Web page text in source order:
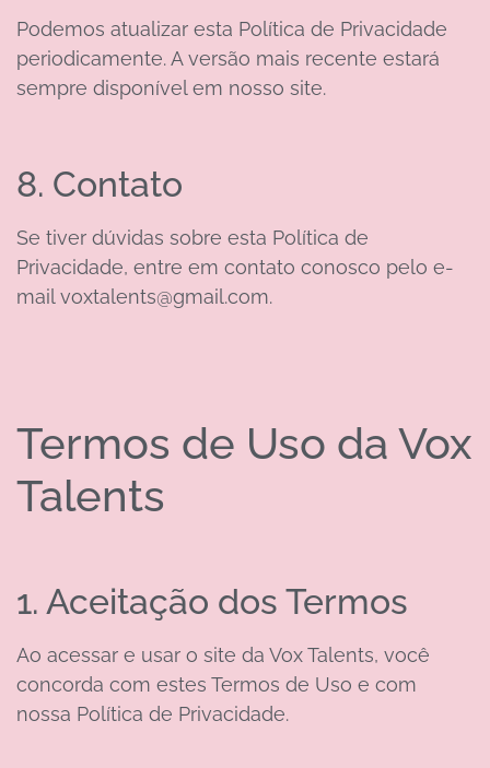
Podemos atualizar esta Política de Privacidade
periodicamente. A versão mais recente estará
sempre disponível em nosso site.
8. Contato
Se tiver dúvidas sobre esta Política de
Privacidade, entre em contato conosco pelo e-
mail voxtalents@gmail.com.
Termos de Uso da Vox
Talents
1. Aceitação dos Termos
Ao acessar e usar o site da Vox Talents, você
concorda com estes Termos de Uso e com
nossa Política de Privacidade.